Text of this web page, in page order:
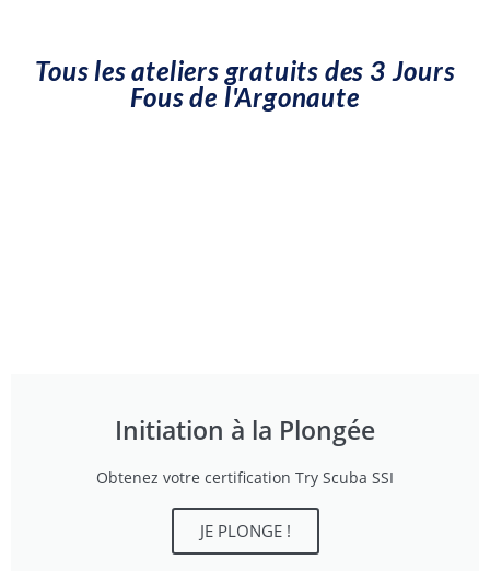
Tous les ateliers gratuits des 3 Jours
Fous de l'Argonaute
Initiation à la Plongée
Obtenez votre certification Try Scuba SSI
JE PLONGE !